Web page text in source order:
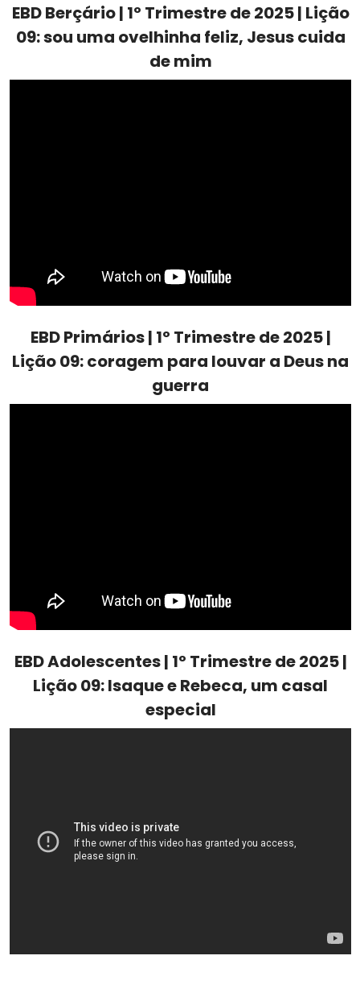
EBD Berçário | 1º Trimestre de 2025 | Lição
09: sou uma ovelhinha feliz, Jesus cuida
de mim
EBD Primários | 1º Trimestre de 2025 |
Lição 09: coragem para louvar a Deus na
guerra
EBD Adolescentes | 1º Trimestre de 2025 |
Lição 09: Isaque e Rebeca, um casal
especial